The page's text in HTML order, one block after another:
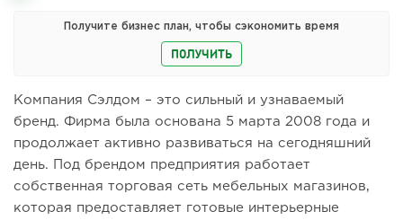
Получите бизнес план, чтобы сэкономить время
ПОЛУЧИТЬ
Компания Сэлдом – это сильный и узнаваемый
бренд. Фирма была основана 5 марта 2008 года и
продолжает активно развиваться на сегодняшний
день. Под брендом предприятия работает
собственная торговая сеть мебельных магазинов,
которая предоставляет готовые интерьерные